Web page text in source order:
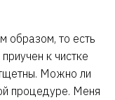
образом, то есть
к чистке
Можно ли
процедуре. Меня